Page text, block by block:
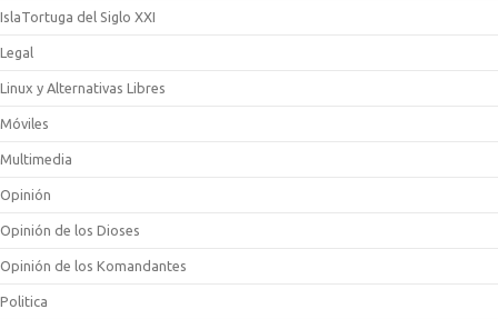
IslaTortuga del Siglo XXI
Legal
Linux y Alternativas Libres
Móviles
Multimedia
Opinión
Opinión de los Dioses
Opinión de los Komandantes
Politica